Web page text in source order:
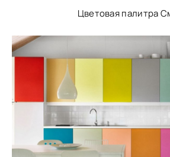
Цветовая палитра